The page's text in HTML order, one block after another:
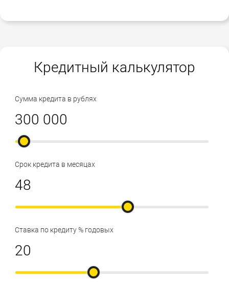
Кредитный калькулятор
Сумма кредита в рублях
Срок кредита в месяцах
Ставка по кредиту % годовых